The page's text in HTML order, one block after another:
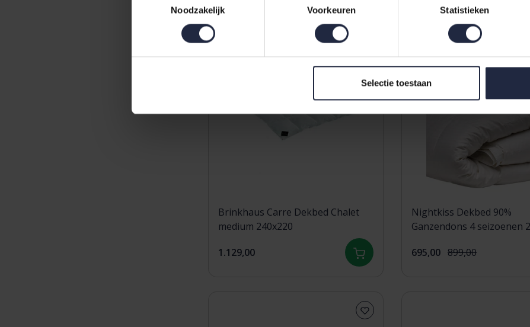
Noodzakelijk
Voorkeuren Statistieken
Selectie toestaan
Brinkhaus Carre Dekbed Chalet
medium 240x220
1.129,00
Nightkiss Dekbed 90%
Ganzendons 4 seizoenen
695,00 899,00